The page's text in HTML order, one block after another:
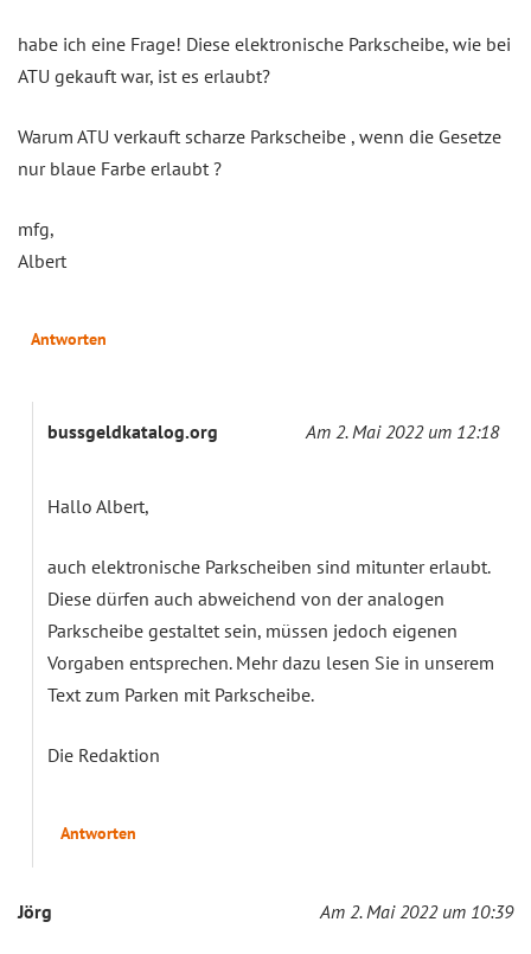
habe ich eine Frage! Diese elektronische Parkscheibe, wie bei
ATU gekauft war, ist es erlaubt?
Warum ATU verkauft scharze Parkscheibe , wenn die Gesetze
nur blaue Farbe erlaubt ?
mfg,
Albert
Antworten
bussgeldkatalog.org Am 2. Mai 2022 um 12:18
Hallo Albert,
auch elektronische Parkscheiben sind mitunter erlaubt.
Diese dürfen auch abweichend von der analogen
Parkscheibe gestaltet sein, müssen jedoch eigenen
Vorgaben entsprechen. Mehr dazu lesen Sie in unserem
Text zum Parken mit Parkscheibe.
Die Redaktion
Antworten
Jörg Am 2. Mai 2022 um 10:39